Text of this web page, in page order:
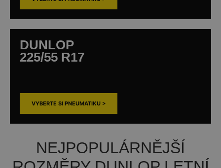
DUNLOP
225/55 R17
VYBERTE SI PNEUMATIKU >
NEJPOPULÁRNĚJŠÍ